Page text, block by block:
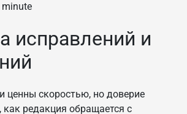
minute
исправлений и
ценны скоростью, но доверие
редакция обращается с